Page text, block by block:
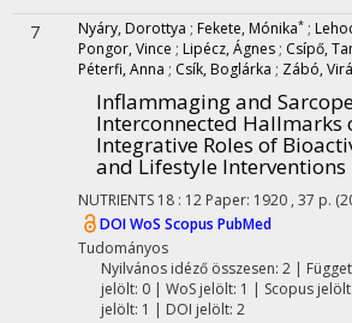
7 Nyáry, Dorottya ; Fekete, Mónika* ;
Pongor, Vince ; Lipécz, Ágnes ; Csípő,
Péterfi, Anna ; Csík, Boglárka ; Zábó,
Inflammaging and
Interconnected Hallmarks
Integrative Roles of
and Lifestyle Interventions
NUTRIENTS 18 : 12 Paper: 1920 , 37 p.
DOIWoS Scopus PubMed
Tudományos
Nyilvános idéző összesen: 2|
jelölt: 0 | WoS jelölt: 1 | Scopus
jelölt: 1 | DOI jelölt: 2